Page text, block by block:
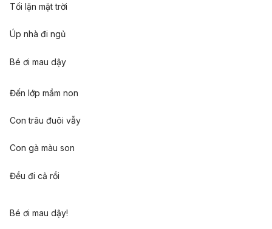
Tối lặn mặt trời
Úp nhà đi ngủ
Bé ơi mau dậy
Đến lớp mầm non
Con trâu đuôi vẫy
Con gà màu son
Đều đi cả rồi
Bé ơi mau dậy!